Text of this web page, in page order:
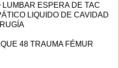
ESPERA DE TAC
LIQUIDO DE CAVIDAD
48 TRAUMA FÉMUR